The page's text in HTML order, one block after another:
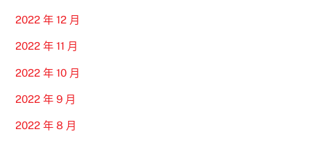
2022 年 12 月
2022 年 11 月
2022 年 10 月
2022 年 9 月
2022 年 8 月